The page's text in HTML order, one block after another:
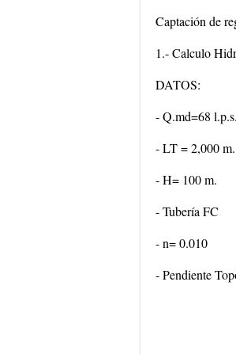
Captación
1.- Calculo
DATOS:
- Q.md=68 l.p.s.
- LT = 2,000 m.
- H= 100 m.
- Tubería FC
- n= 0.010
- Pendiente